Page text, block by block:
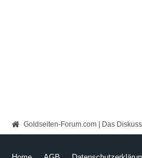
Goldseiten-Forum.com | Das